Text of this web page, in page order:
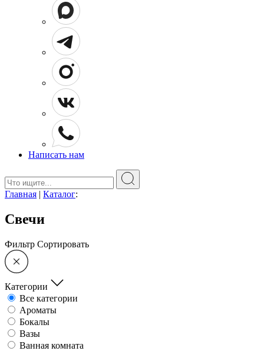
Написать нам
Главная | Каталог:
Свечи
Фильтр Сортировать
Категории
Все категории
Ароматы
Бокалы
Вазы
Ванная комната